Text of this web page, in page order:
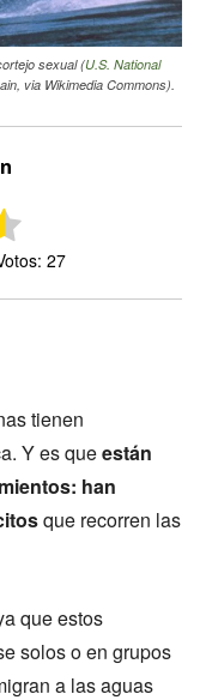
sexual (U.S. National
via Wikimedia Commons).
27
tienen
Y es queestán
han
que recorren las
que estos
solos o en grupos
a las aguas